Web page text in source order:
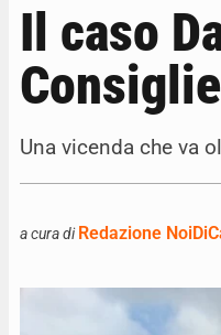
Il caso
Una vicenda che va
a cura diRedazione